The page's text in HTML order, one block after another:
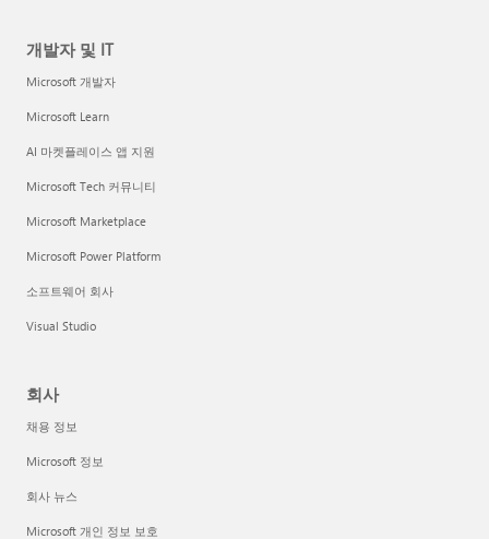
개발자 및 IT
Microsoft 개발자
Microsoft Learn
AI 마켓플레이스 앱 지원
Microsoft Tech 커뮤니티
Microsoft Marketplace
Microsoft Power Platform
소프트웨어 회사
Visual Studio
회사
채용 정보
Microsoft 정보
회사 뉴스
Microsoft 개인 정보 보호